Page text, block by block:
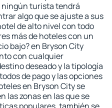
ningún turista tendrá
algo que se ajuste a sus
de alto nivel con todo
más de hoteles con un
bajo? en Bryson City
con cualquier
deseado y la tipología
de pago y las opciones
en Bryson City se
las zonas en las que se